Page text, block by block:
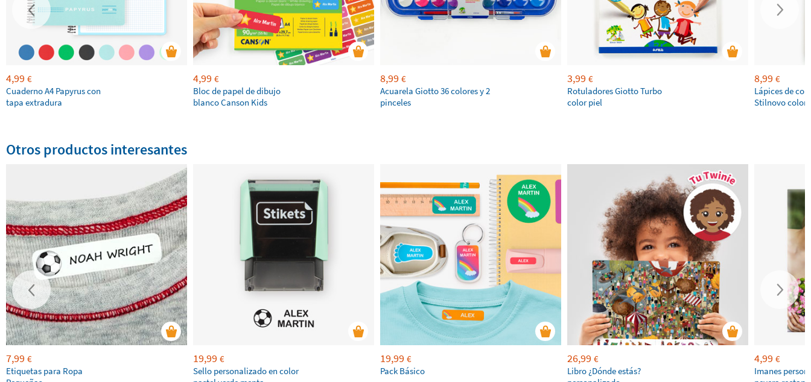
4,99 €
Cuaderno A4 Papyrus con
tapa extradura
4,99 €
Bloc de papel de dibujo
blanco Canson Kids
8,99 €
Acuarela Giotto 36 colores y 2
pinceles
3,99 €
Rotuladores​ Giotto Turbo
color piel
8,99 €
Lápices de
Stilnovo color
Otros productos interesantes
7,99 €
Etiquetas para Ropa
19,99 €
Sello personalizado en color
19,99 €
Pack Básico
26,99 €
Libro ¿Dónde estás?
4,99 €
Imanes